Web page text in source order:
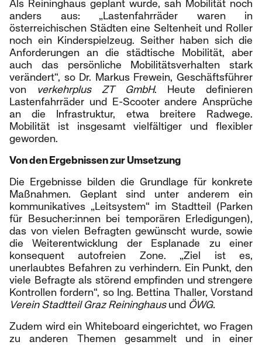
Als Reininghaus geplant wurde, sah Mobilität noch
anders aus: „Lastenfahrräder waren in
österreichischen Städten eine Seltenheit und Roller
noch ein Kinderspielzeug. Seither haben sich die
Anforderungen an die städtische Mobilität, aber
auch das persönliche Mobilitätsverhalten stark
verändert“, so Dr. Markus Frewein, Geschäftsführer
von verkehrplus ZT GmbH. Heute definieren
Lastenfahrräder und E-Scooter andere Ansprüche
an die Infrastruktur, etwa breitere Radwege.
Mobilität ist insgesamt vielfältiger und flexibler
geworden.
Von den Ergebnissen zur Umsetzung
Die Ergebnisse bilden die Grundlage für konkrete
Maßnahmen. Geplant sind unter anderem ein
kommunikatives „Leitsystem“ im Stadtteil (Parken
für Besucher:innen bei temporären Erledigungen),
das von vielen Befragten gewünscht wurde, sowie
die Weiterentwicklung der Esplanade zu einer
konsequent autofreien Zone. „Ziel ist es,
unerlaubtes Befahren zu verhindern. Ein Punkt, den
viele Befragte als störend empfinden und strengere
Kontrollen fordern“, so Ing. Bettina Thaller, Vorstand
Verein Stadtteil Graz Reininghausund ÖWG.
Zudem wird ein Whiteboard eingerichtet, wo Fragen
zu anderen Themen gesammelt und in einer